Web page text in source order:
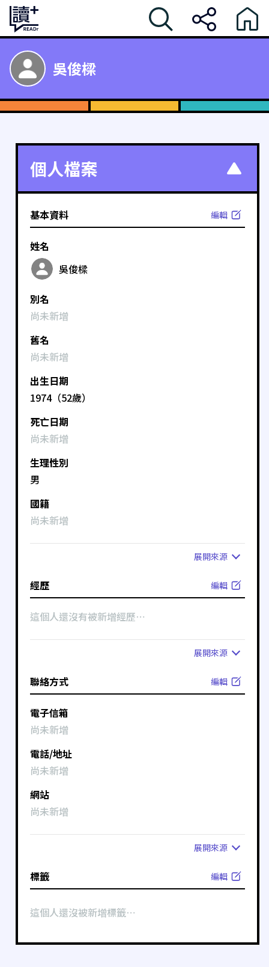
吳俊樑
個人檔案
基本資料 編輯
姓名
吳俊樑
別名
尚未新增
舊名
尚未新增
出生日期
1974（52歲）
死亡日期
尚未新增
生理性別
男
國籍
尚未新增
展開來源
經歷 編輯
這個人還沒有被新增經歷⋯
展開來源
聯絡方式 編輯
電子信箱
尚未新增
電話/地址
尚未新增
網站
尚未新增
展開來源
標籤 編輯
這個人還沒被新增標籤⋯